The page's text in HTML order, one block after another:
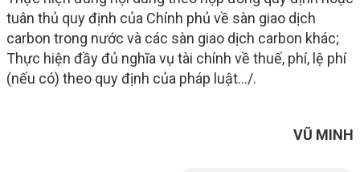
tuân thủ quy định của Chính phủ về sàn giao dịch
carbon trong nước và các sàn giao dịch carbon khác;
Thực hiện đầy đủ nghĩa vụ tài chính về thuế, phí, lệ phí
(nếu có) theo quy định của pháp luật…/.
VŨ MINH